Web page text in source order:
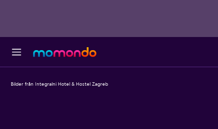
Bilder från Integralni Hotel & Hostel Zagreb